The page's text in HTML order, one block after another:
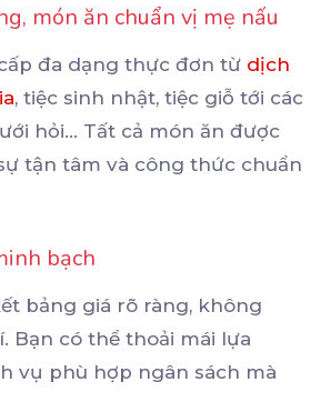
món ăn chuẩn vị mẹ nấu
đa dạng thực đơn từ dịch
, tiệc sinh nhật, tiệc giỗ tới các
hỏi… Tất cả món ăn được
tận tâm và công thức chuẩn
bạch
bảng giá rõ ràng, không
Bạn có thể thoải mái lựa
vụ phù hợp ngân sách mà